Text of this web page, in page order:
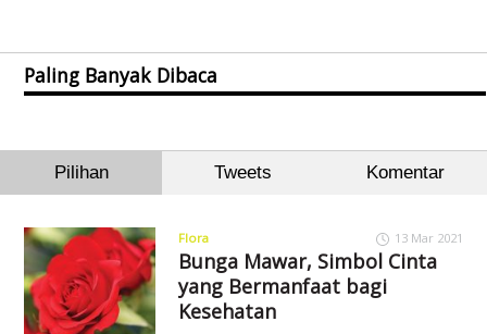
Paling Banyak Dibaca
Pilihan Tweets Komentar
Flora 13 Mar 2021
Bunga Mawar, Simbol Cinta
yang Bermanfaat bagi
Kesehatan